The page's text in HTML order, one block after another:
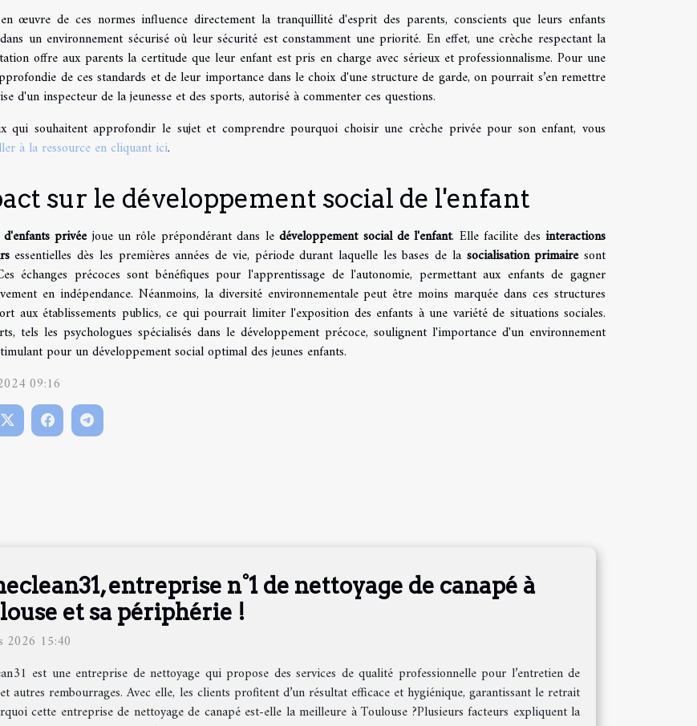
œuvre de ces normes influence directement la tranquillité d'esprit des parents, conscients que leurs enfants
un environnement sécurisé où leur sécurité est constamment une priorité. En effet, une crèche respectant la
offre aux parents la certitude que leur enfant est pris en charge avec sérieux et professionnalisme. Pour une
de ces standards et de leur importance dans le choix d'une structure de garde, on pourrait s’en remettre
d'un inspecteur de la jeunesse et des sports, autorisé à commenter ces questions.
qui souhaitent approfondir le sujet et comprendre pourquoi choisir une crèche privée pour son enfant, vous
à la ressource en cliquant ici.
sur le développement social de l'enfant
privéejoue un rôle prépondérant dans ledéveloppement social de l'enfant. Elle facilite desinteractions
essentielles dès les premières années de vie, période durant laquelle les bases de la socialisation primairesont
échanges précoces sont bénéfiques pour l'apprentissage de l'autonomie, permettant aux enfants de gagner
en indépendance. Néanmoins, la diversité environnementale peut être moins marquée dans ces structures
aux établissements publics, ce qui pourrait limiter l'exposition des enfants à une variété de situations sociales.
tels les psychologues spécialisés dans le développement précoce, soulignent l'importance d'un environnement
pour un développement social optimal des jeunes enfants.
09:16
entreprise n°1 de nettoyage de canapé à
et sa périphérie !
2026 15:40
est une entreprise de nettoyage qui propose des services de qualité professionnelle pour l’entretien de
autres rembourrages. Avec elle, les clients profitent d’un résultat efficace et hygiénique, garantissant le retrait
cette entreprise de nettoyage de canapé est-elle la meilleure à Toulouse ?Plusieurs facteurs expliquent la